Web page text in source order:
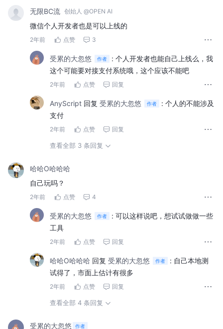
无限BC流 创始人 @OPEN AI
微信个人开发者也是可以上线的
2年前 点赞 3
受累的大忽悠 作者 : 个人开发者也能自己上线么，我
这个可能要对接支付系统哦，这个应该不能吧
2年前 点赞 回复
AnyScript 回复 受累的大忽悠 作者 : 个人的不能涉及
支付
2年前 点赞 回复
查看全部 3 条回复
哈哈O哈哈哈
自己玩吗？
2年前 点赞 4
受累的大忽悠 作者 : 可以这样说吧，想试试做做一些
工具
2年前 点赞 回复
哈哈O哈哈哈 回复 受累的大忽悠 作者 : 自己本地测
试得了，市面上估计有很多
2年前 点赞 回复
查看全部 4 条回复
受累的大忽悠 作者